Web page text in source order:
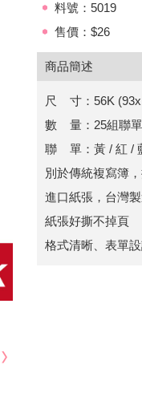
料號：5019
售價：$26
商品簡述
尺 寸：56K
數 量：25組聯單
聯 單：黃 / 紅 /
別於傳統複寫簿
進口紙張，台灣
紙張好撕不掉頁
格式清晰、表單